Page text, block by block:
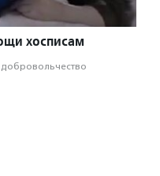
хосписам
доброволь­чест­во